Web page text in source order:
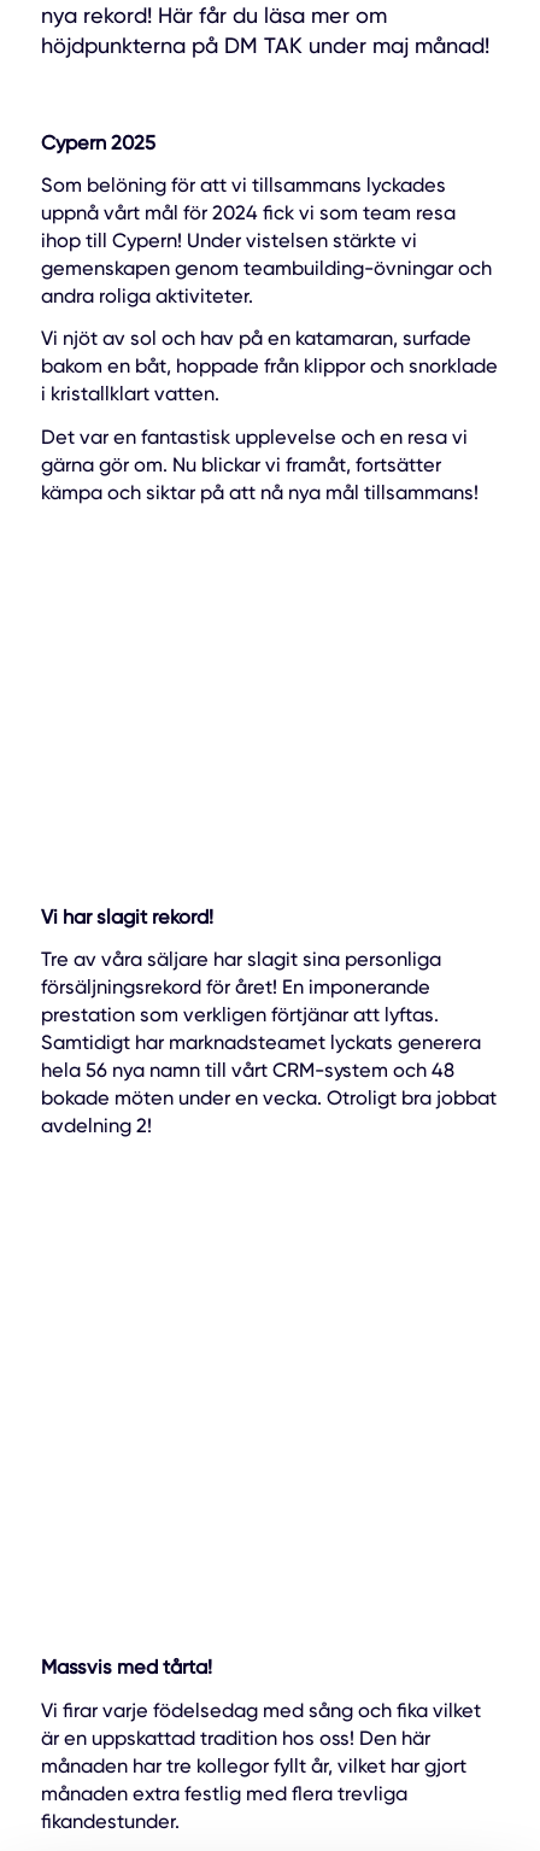
nya rekord! Här får du läsa mer om
höjdpunkterna på DM TAK under maj månad!
Cypern 2025
Som belöning för att vi tillsammans lyckades
uppnå vårt mål för 2024 fick vi som team resa
ihop till Cypern! Under vistelsen stärkte vi
gemenskapen genom teambuilding-övningar och
andra roliga aktiviteter.
Vi njöt av sol och hav på en katamaran, surfade
bakom en båt, hoppade från klippor och snorklade
i kristallklart vatten.
Det var en fantastisk upplevelse och en resa vi
gärna gör om. Nu blickar vi framåt, fortsätter
kämpa och siktar på att nå nya mål tillsammans!
Vi har slagit rekord!
Tre av våra säljare har slagit sina personliga
försäljningsrekord för året! En imponerande
prestation som verkligen förtjänar att lyftas.
Samtidigt har marknadsteamet lyckats generera
hela 56 nya namn till vårt CRM-system och 48
bokade möten under en vecka. Otroligt bra jobbat
avdelning 2!
Massvis med tårta!
Vi firar varje födelsedag med sång och fika vilket
är en uppskattad tradition hos oss! Den här
månaden har tre kollegor fyllt år, vilket har gjort
månaden extra festlig med flera trevliga
fikandestunder.